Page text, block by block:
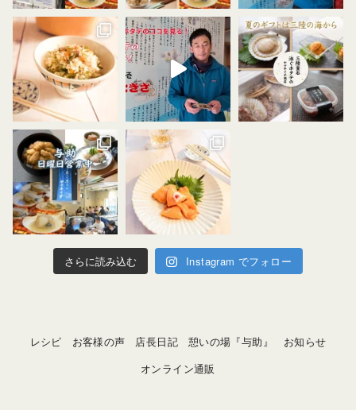
さらに読み込む Instagram でフォロー
レシピ お客様の声 店長日記 憩いの場『与助』
お知らせ
オンライン通販